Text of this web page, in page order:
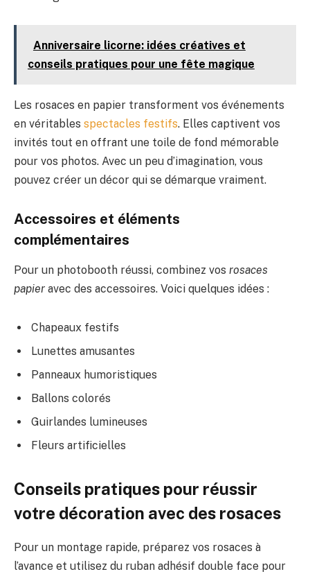
Anniversaire licorne: idées créatives et
conseils pratiques pour une fête magique
Les rosaces en papier transforment vos événements
en véritables spectacles festifs. Elles captivent vos
invités tout en offrant une toile de fond mémorable
pour vos photos. Avec un peu d’imagination, vous
pouvez créer un décor qui se démarque vraiment.
Accessoires et éléments
complémentaires
Pour un photobooth réussi, combinez vos rosaces
papier avec des accessoires. Voici quelques idées :
Chapeaux festifs
Lunettes amusantes
Panneaux humoristiques
Ballons colorés
Guirlandes lumineuses
Fleurs artificielles
Conseils pratiques pour réussir
votre décoration avec des rosaces
Pour un montage rapide, préparez vos rosaces à
l’avance et utilisez du ruban adhésif double face pour